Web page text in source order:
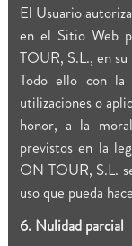
El Usuario
en el Sitio Web
TOUR, S.L., en
Todo ello con la
utilizaciones o
honor, a la
previstos en la
ON TOUR, S.L.
uso que pueda
6. Nulidad parcial